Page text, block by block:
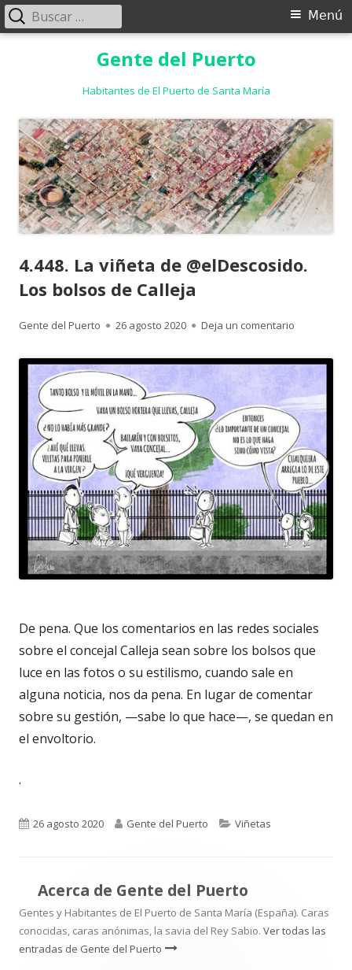
Gente del Puerto
Habitantes de El Puerto de Santa María
Menú
Menú
Buscar:
4.448. La viñeta de @elDescosido.
Los bolsos de Calleja
Autor
Gente del Puerto
Publicado
26 agosto 2020 Deja un comentario
De pena. Que los comentarios en las redes sociales
sobre el concejal Calleja sean sobre los bolsos que
luce en las fotos o su estilismo, cuando sale en
alguna noticia, nos da pena. En lugar de comentar
sobre su gestión, —sabe lo que hace—, se quedan en
el envoltorio.
.
Publicado
26 agosto 2020 Autor
Gente del Puerto Categorías
Viñetas
Acerca de Gente del Puerto
Gentes y Habitantes de El Puerto de Santa María (España). Caras
conocidas, caras anónimas, la savia del Rey Sabio. Ver todas las
entradas de Gente del Puerto